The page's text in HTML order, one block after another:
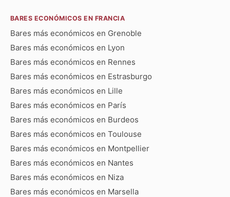
BARES ECONÓMICOS EN FRANCIA
Bares más económicos en Grenoble
Bares más económicos en Lyon
Bares más económicos en Rennes
Bares más económicos en Estrasburgo
Bares más económicos en Lille
Bares más económicos en París
Bares más económicos en Burdeos
Bares más económicos en Toulouse
Bares más económicos en Montpellier
Bares más económicos en Nantes
Bares más económicos en Niza
Bares más económicos en Marsella